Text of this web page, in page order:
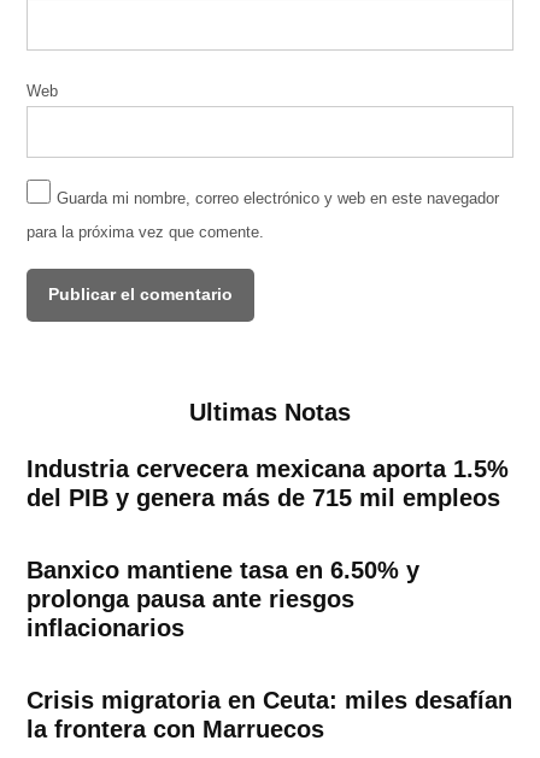
Web
Guarda mi nombre, correo electrónico y web en este navegador
para la próxima vez que comente.
Ultimas Notas
Industria cervecera mexicana aporta 1.5%
del PIB y genera más de 715 mil empleos
Banxico mantiene tasa en 6.50% y
prolonga pausa ante riesgos
inflacionarios
Crisis migratoria en Ceuta: miles desafían
la frontera con Marruecos